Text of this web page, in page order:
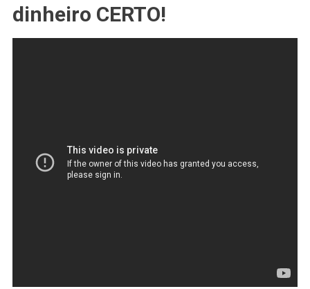
dinheiro CERTO!